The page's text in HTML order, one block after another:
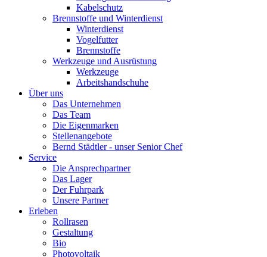
Kabelschutz
Brennstoffe und Winterdienst
Winterdienst
Vogelfutter
Brennstoffe
Werkzeuge und Ausrüstung
Werkzeuge
Arbeitshandschuhe
Über uns
Das Unternehmen
Das Team
Die Eigenmarken
Stellenangebote
Bernd Städtler - unser Senior Chef
Service
Die Ansprechpartner
Das Lager
Der Fuhrpark
Unsere Partner
Erleben
Rollrasen
Gestaltung
Bio
Photovoltaik